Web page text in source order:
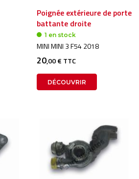
Poignée extérieure de porte
battante droite
1 en stock
MINI MINI 3 F54 2018
20,00 € TTC
DÉCOUVRIR